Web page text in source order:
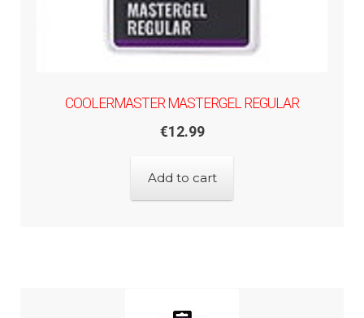
COOLERMASTER MASTERGEL REGULAR
€12.99
Add to cart